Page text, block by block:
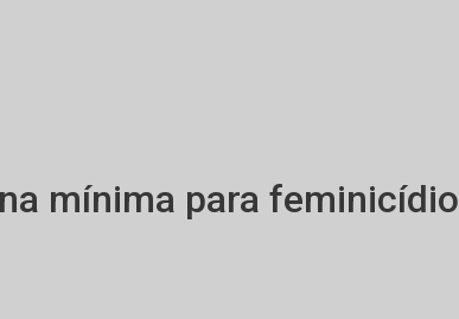
mínima para feminicídio